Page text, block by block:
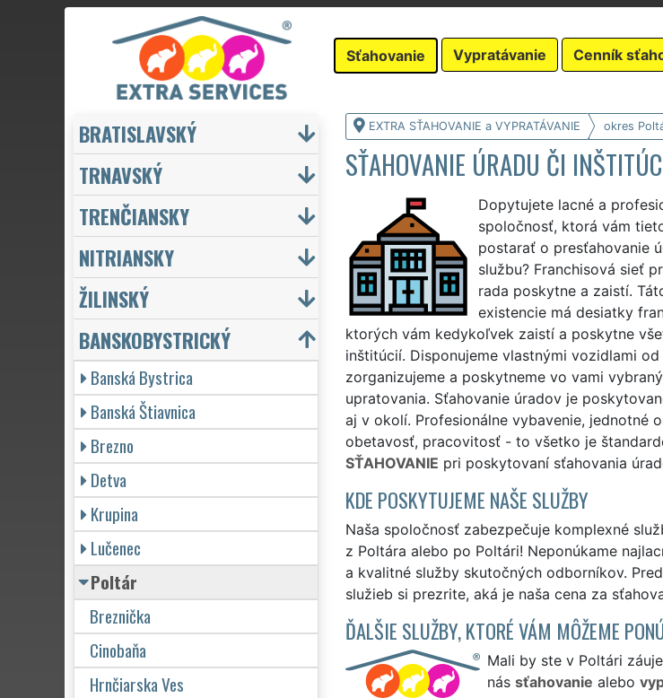
Sťahovanie Vypratávanie Cenník
EXTRA SŤAHOVANIE a VYPRATÁVANIE okres
SŤAHOVANIE ÚRADU ČI
Dopytujete lacné a
spoločnosť, ktorá vám
postarať o presťahovanie
službu? Franchisová sieť
rada poskytne a zaistí.
existencie má desiatky
ktorých vám kedykoľvek zaistí a poskytne
inštitúcií. Disponujeme vlastnými vozidlami
zorganizujeme a poskytneme vo vami
upratovania. Sťahovanie úradov je
aj v okolí. Profesionálne vybavenie, jednotné
obetavosť, pracovitosť - to všetko je
SŤAHOVANIE pri poskytovaní sťahovania
KDE POSKYTUJEME NAŠE SLUŽBY
Naša spoločnosť zabezpečuje komplexné
z Poltára alebo po Poltári! Neponúkame
a kvalitné služby skutočných odborníkov. Pred
služieb si prezrite, aká je naša cena za
ĎALŠIE SLUŽBY, KTORÉ VÁM MÔŽEME
Mali by ste v Poltári
nás sťahovanie alebo
BRATISLAVSKÝ
TRNAVSKÝ
TRENČIANSKY
NITRIANSKY
ŽILINSKÝ
BANSKOBYSTRICKÝ
Banská Bystrica
Banská Štiavnica
Brezno
Detva
Krupina
Lučenec
Poltár
Breznička
Cinobaňa
Hrnčiarska Ves